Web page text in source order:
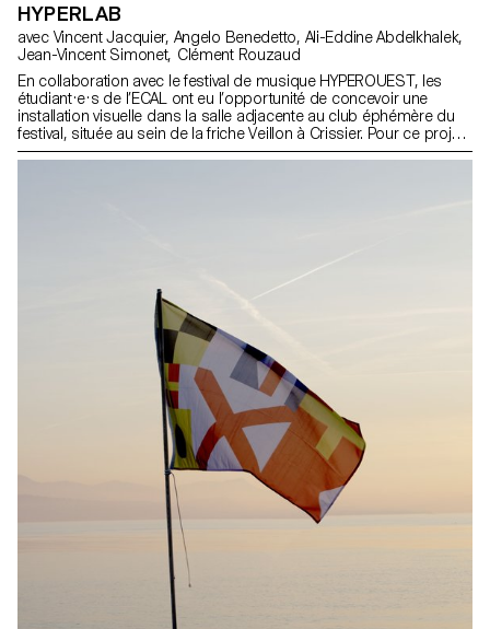
HYPERLAB
avec Vincent Jacquier, Angelo Benedetto, Ali-Eddine Abdelkhalek,
Jean-Vincent Simonet, Clément Rouzaud
En collaboration avec le festival de musique HYPEROUEST, les
étudiant·e·s de l’ECAL ont eu l’opportunité de concevoir une
installation visuelle dans la salle adjacente au club éphémère du
festival, située au sein de la friche Veillon à Crissier. Pour ce projet,
les étudiant·e·s de 1res années ont travaillé en groupes,
collaborations interdisciplinaires ont stimulé les échanges et
favorisé une cohésion visuelle, reliant les différentes propositions
tout en renforçant l’aspect « laboratoire » et expérimental du projet.